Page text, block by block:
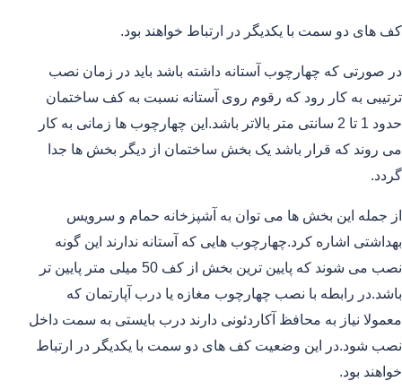
کف های دو سمت با یکدیگر در ارتباط خواهند بود.
در صورتی که چهارچوب آستانه داشته باشد باید در زمان نصب
ترتیبی به کار رود که رقوم روی آستانه نسبت به کف ساختمان
حدود 1 تا 2 سانتی متر بالاتر باشد.این چهارچوب ها زمانی به کار
می روند که قرار باشد یک بخش ساختمان از دیگر بخش ها جدا
گردد.
از جمله این بخش ها می توان به آشپزخانه حمام و سرویس
بهداشتی اشاره کرد.چهارچوب هایی که آستانه ندارند این گونه
نصب می شوند که پایین ترین بخش از کف 50 میلی متر پایین تر
باشد.در رابطه با نصب چهارچوب مغازه یا درب آپارتمان که
معمولا نیاز به محافظ آکاردئونی دارند درب بایستی به سمت داخل
نصب شود.در این وضعیت کف های دو سمت با یکدیگر در ارتباط
خواهند بود.